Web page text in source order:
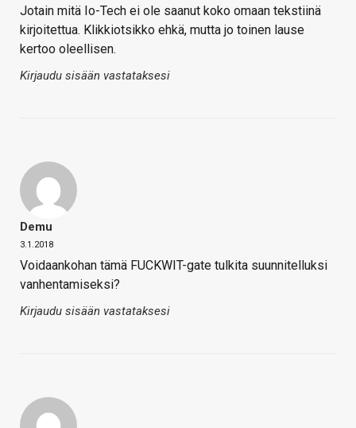
Jotain mitä Io-Tech ei ole saanut koko omaan tekstiinä
kirjoitettua. Klikkiotsikko ehkä, mutta jo toinen lause
kertoo oleellisen.
Kirjaudu sisään vastataksesi
Demu
3.1.2018
Voidaankohan tämä FUCKWIT-gate tulkita suunnitelluksi
vanhentamiseksi?
Kirjaudu sisään vastataksesi